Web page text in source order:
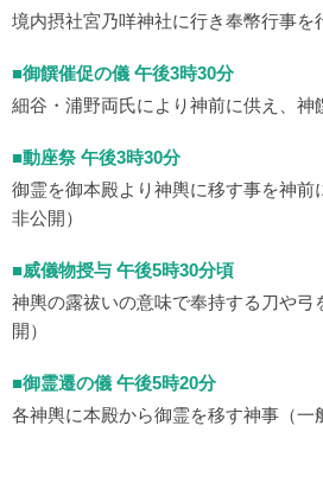
境内摂社宮乃咩神社に行き奉幣行事を
■御饌催促の儀 午後3時30分
細谷・浦野両氏により神前に供え、神
■動座祭 午後3時30分
御霊を御本殿より神輿に移す事を神前
非公開）
■威儀物授与 午後5時30分頃
神輿の露祓いの意味で奉持する刀や弓
開）
■御霊遷の儀 午後5時20分
各神輿に本殿から御霊を移す神事（一